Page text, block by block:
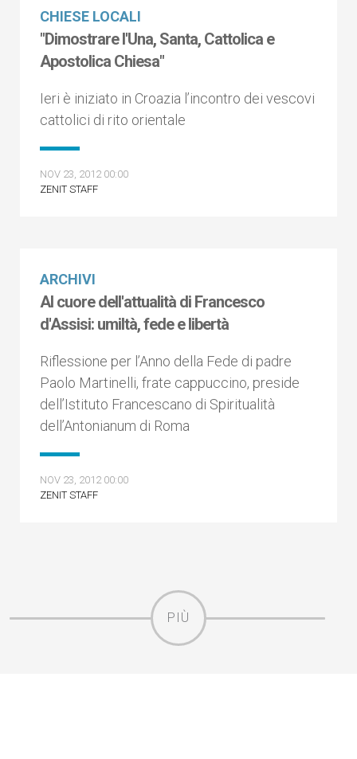
CHIESE LOCALI
"Dimostrare l'Una, Santa, Cattolica e
Apostolica Chiesa"
Ieri è iniziato in Croazia l’incontro dei vescovi
cattolici di rito orientale
NOV 23, 2012 00:00
ZENIT STAFF
ARCHIVI
Al cuore dell'attualità di Francesco
d'Assisi: umiltà, fede e libertà
Riflessione per l’Anno della Fede di padre
Paolo Martinelli, frate cappuccino, preside
dell’Istituto Francescano di Spiritualità
dell’Antonianum di Roma
NOV 23, 2012 00:00
ZENIT STAFF
PIÙ